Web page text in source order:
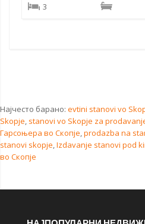
3
Најчесто барано: evtini stanovi vo
Skopje, stanovi vo Skopje za
Гарсоњера во Скопје,prodazba na
stanovi skopje,Izdavanje stanovi pod
во Скопје